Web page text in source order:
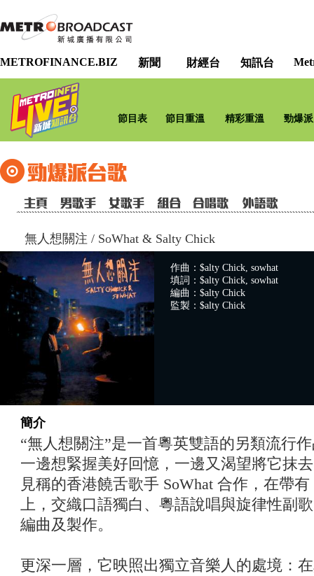
METROFINANCE.BIZ 新聞 財經台 知訊台
節目表 節目重溫 精彩重溫 勁爆
無人想關注 / SoWhat & Salty Chick
作曲：$alty Chick, sowhat
填詞：$alty Chick, sowhat
編曲：$alty Chick
監製：$alty Chick
簡介
“無人想關注”是一首粵英雙語的另類流行
一邊想緊握美好回憶，一邊又渴望將它抹
見稱的香港饒舌歌手 SoWhat 合作，在帶有
上，交織口語獨白、粵語說唱與旋律性副
編曲及製作。
更深一層，它映照出獨立音樂人的處境：